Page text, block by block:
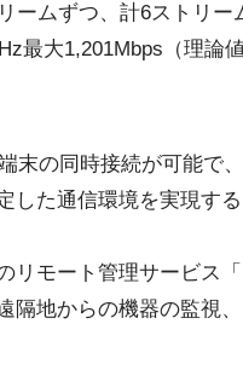
ームずつ、計6ストリ
最大1,201Mbps（理論
末の同時接続が可能で
た通信環境を実現する
リモート管理サービス
隔地からの機器の監視